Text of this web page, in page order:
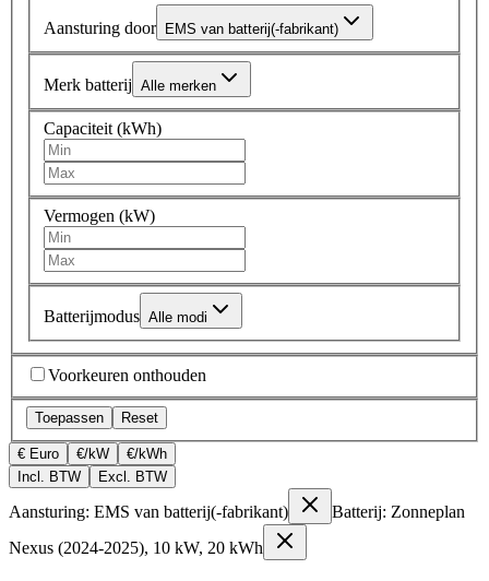
Aansturing door EMS van batterij(-fabrikant)
Merk batterij Alle merken
Capaciteit (kWh)
Vermogen (kW)
Batterijmodus Alle modi
Voorkeuren onthouden
Toepassen Reset
€ Euro €/kW
€/kWh
Incl. BTW
Excl. BTW
Aansturing: EMS van batterij(-fabrikant)
Batterij: Zonneplan
Nexus (2024-2025), 10 kW, 20 kWh